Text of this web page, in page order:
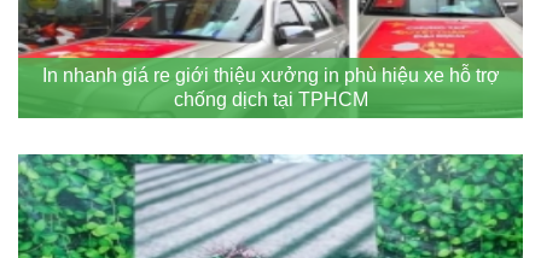
In nhanh giá re giới thiệu xưởng in phù hiệu xe hỗ trợ
chống dịch tại TPHCM